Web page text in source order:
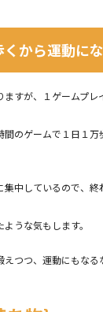
から運動に
すが、１ゲームプレ
のゲームで１日１
中しているので、終
うな気もします。
つつ、運動にもなる